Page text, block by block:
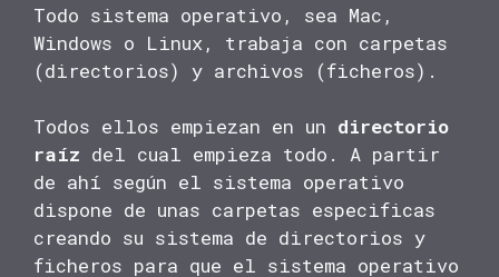
Todo sistema operativo, sea Mac,
Windows o Linux, trabaja con carpetas
(directorios) y archivos (ficheros).
Todos ellos empiezan en un directorio
raíz del cual empieza todo. A partir
de ahí según el sistema operativo
dispone de unas carpetas especificas
creando su sistema de directorios y
ficheros para que el sistema operativo